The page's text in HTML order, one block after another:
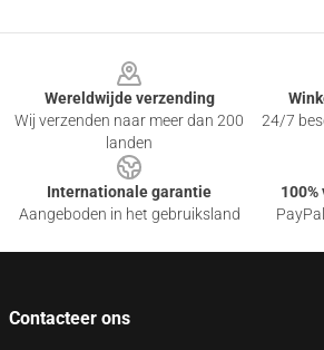
Wereldwijde verzending
Wij verzenden naar meer dan 200
landen
24/7
Internationale garantie
Aangeboden in het gebruiksland
Contacteer ons